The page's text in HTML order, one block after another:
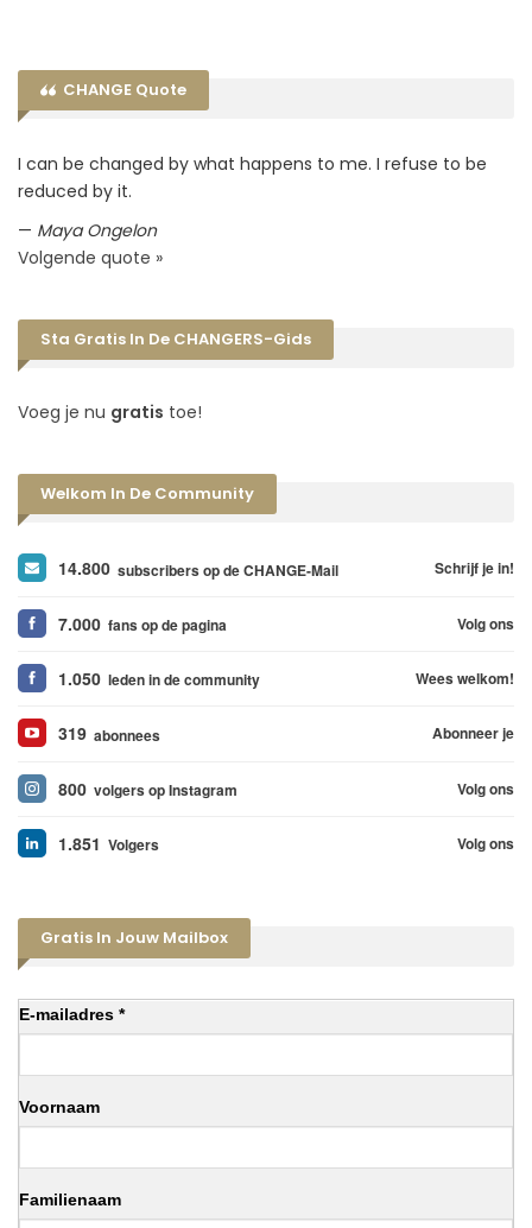
CHANGE Quote
I can be changed by what happens to me. I refuse to be
reduced by it.
— Maya Ongelon
Volgende quote »
Sta Gratis In De CHANGERS-Gids
Voeg je nu gratis toe!
Welkom In De Community
14.800 subscribers op de CHANGE-Mail Schrijf je in!
7.000 fans op de pagina Volg ons
1.050 leden in de community Wees welkom!
319 abonnees Abonneer je
800 volgers op Instagram Volg ons
1.851 Volgers Volg ons
Gratis In Jouw Mailbox
E-mailadres *
Voornaam
Familienaam